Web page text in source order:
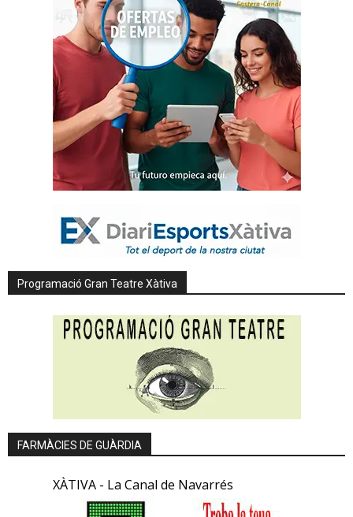
Programació Gran Teatre Xàtiva
FARMÀCIES DE GUÀRDIA
XÀTIVA - La Canal de Navarrés